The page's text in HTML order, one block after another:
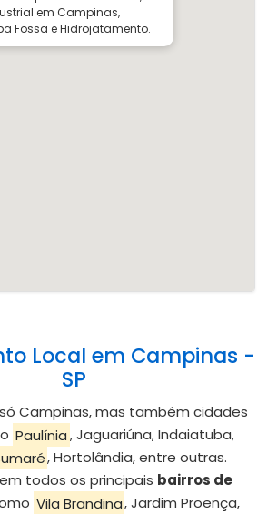
em Campinas,
Fossa e Hidrojatamento.
Local em Campinas -
SP
Campinas, mas também cidades
Paulínia, Jaguariúna, Indaiatuba,
, Hortolândia, entre outras.
todos os principais bairros de
Vila Brandina, Jardim Proença,